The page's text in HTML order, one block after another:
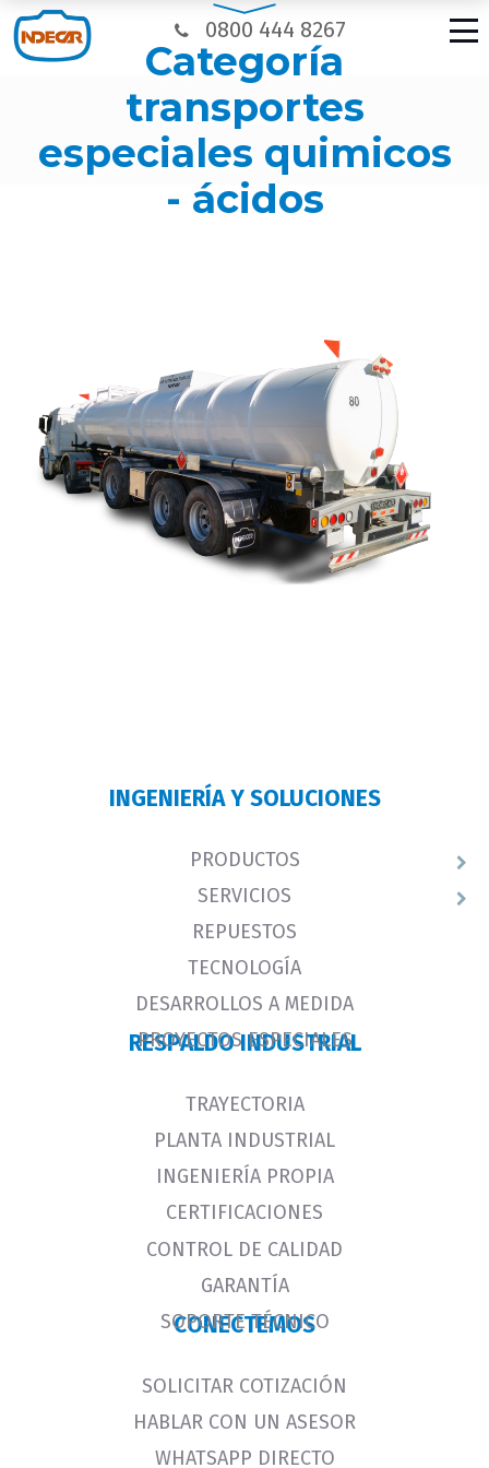
0800 444 8267
categoría
transportes
especiales quimicos
- ácidos
INGENIERÍA Y SOLUCIONES
PRODUCTOS
SERVICIOS
REPUESTOS
TECNOLOGÍA
DESARROLLOS A MEDIDA
PROYECTOS ESPECIALES
RESPALDO INDUSTRIAL
TRAYECTORIA
PLANTA INDUSTRIAL
INGENIERÍA PROPIA
CERTIFICACIONES
CONTROL DE CALIDAD
GARANTÍA
SOPORTE TÉCNICO
CONECTEMOS
SOLICITAR COTIZACIÓN
HABLAR CON UN ASESOR
WHATSAPP DIRECTO